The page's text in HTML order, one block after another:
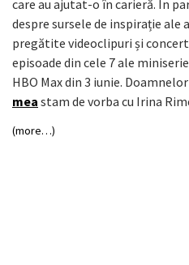
care au ajutat-o în carieră. În
despre sursele de inspirație
pregătite videoclipuri și
episoade din cele 7 ale
HBO Max din 3 iunie.
mea stam de vorba cu Irina
(more…)